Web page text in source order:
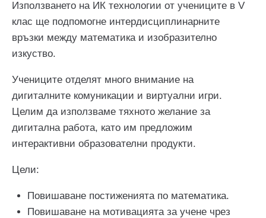
Използването на ИК технологии от учениците в V
клас ще подпомогне интердисциплинарните
връзки между математика и изобразително
изкуство.
Учениците отделят много внимание на
дигиталните комуникации и виртуални игри.
Целим да използваме тяхното желание за
дигитална работа, като им предложим
интерактивни образователни продукти.
Цели:
Повишаване постиженията по математика.
Повишаване на мотивацията за учене чрез